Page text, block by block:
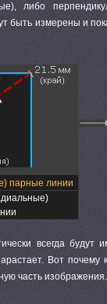
либо
быть измерены и
парные линии
всегда
Вот почему
часть